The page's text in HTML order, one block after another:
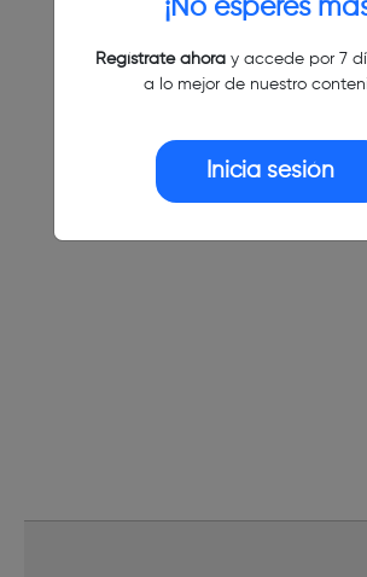
¡No esperes
Regístrate ahoray accede por 7
a lo mejor de nuestro
Inicia sesión